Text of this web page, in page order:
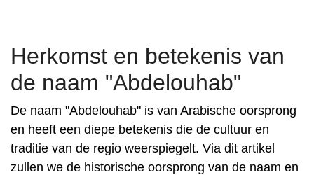
Herkomst en betekenis van
de naam "Abdelouhab"
De naam "Abdelouhab" is van Arabische oorsprong
en heeft een diepe betekenis die de cultuur en
traditie van de regio weerspiegelt. Via dit artikel
zullen we de historische oorsprong van de naam en